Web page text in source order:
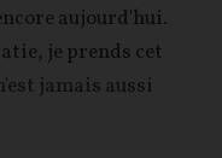
aujourd'hui.
je prends cet
jamais aussi